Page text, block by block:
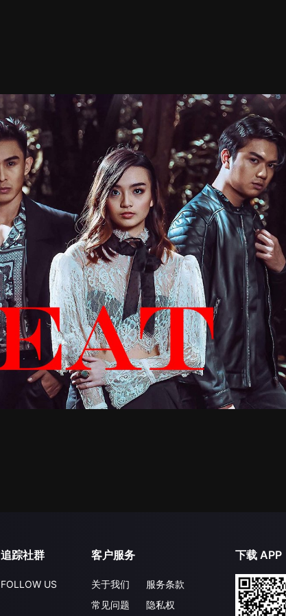
追踪社群
FOLLOW US
客户服务
关于我们
常见问题
服务条款
隐私权
下载 APP